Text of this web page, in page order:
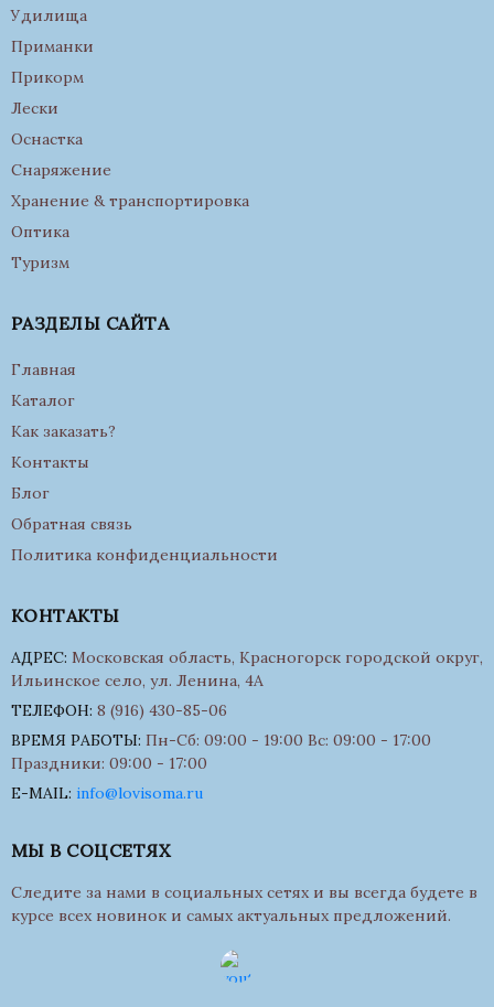
Удилища
Приманки
Прикорм
Лески
Оснастка
Снаряжение
Хранение & транспортировка
Оптика
Туризм
РАЗДЕЛЫ САЙТА
Главная
Каталог
Как заказать?
Контакты
Блог
Обратная связь
Политика конфиденциальности
КОНТАКТЫ
АДРЕС: Московская область, Красногорск городской округ,
Ильинское село, ул. Ленина, 4А
ТЕЛЕФОН: 8 (916) 430-85-06
ВРЕМЯ РАБОТЫ: Пн-Сб: 09:00 - 19:00 Вс: 09:00 - 17:00
Праздники: 09:00 - 17:00
E-MAIL: info@lovisoma.ru
МЫ В СОЦСЕТЯХ
Следите за нами в социальных сетях и вы всегда будете в
курсе всех новинок и самых актуальных предложений.